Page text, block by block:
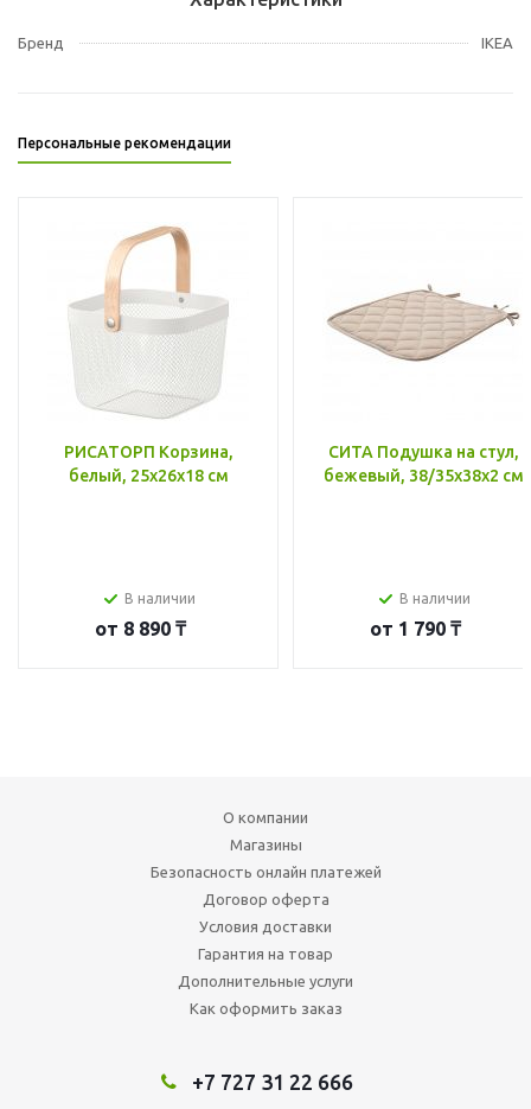
Бренд IKEA
Персональные рекомендации
РИСАТОРП Корзина,
белый, 25x26x18 см
В наличии
от 8 890 ₸
СИТА Подушка на стул,
бежевый, 38/35x38x2 см
В наличии
от 1 790 ₸
О компании
Магазины
Безопасность онлайн платежей
Договор оферта
Условия доставки
Гарантия на товар
Дополнительные услуги
Как оформить заказ
+7 727 31 22 666